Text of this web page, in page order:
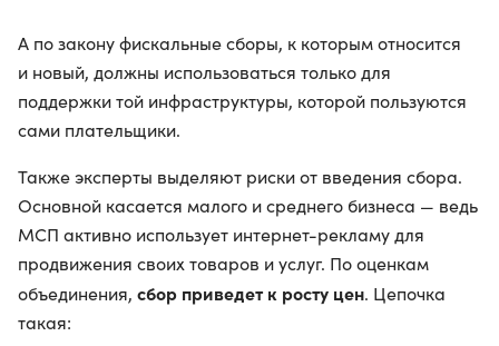
А по закону фискальные сборы, к которым относится
и новый, должны использоваться только для
поддержки той инфраструктуры, которой пользуются
сами плательщики.
Также эксперты выделяют риски от введения сбора.
Основной касается малого и среднего бизнеса — ведь
МСП активно использует интернет-рекламу для
продвижения своих товаров и услуг. По оценкам
объединения, сбор приведет к росту цен. Цепочка
такая: